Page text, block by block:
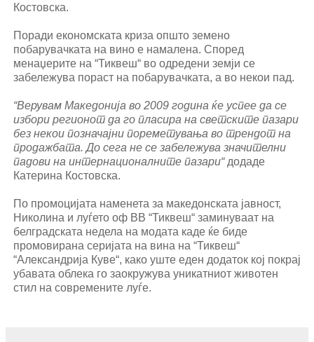
Костовска.
Поради економската криза општо земено
побарувачката на вино е намалена. Според
менаџерите на “Тиквеш“ во одредени земји се
забележува пораст на побарувачката, а во некои пад.
“Верувам Македонија во 2009 година ќе успее да се
избори регионот да го пласира на светските пазари
без некои позначајни пореметувања во трендот на
продажбата. До сега не се забележува значителни
падови на интернационалните пазари“ додаде
Катерина Костовска.
По промоцијата наменета за македонската јавност,
Николина и луѓето оф ВВ “Тиквеш“ заминуваат на
белградската недела на модата каде ќе биде
промовирана серијата на вина на “Тиквеш“
“Александрија Куве“, како уште еден додаток кој покрај
убавата облека го заокружува уникатниот животен
стил на современите луѓе.